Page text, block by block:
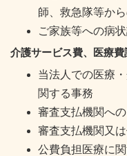
師、救急隊等か
ご家族等への病
介護サービス費、医療
当法人での医療
関する事務
審査支払機関へ
審査支払機関又
公費負担医療に